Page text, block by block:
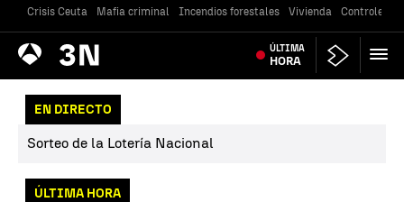
Crisis Ceuta Mafia criminal Incendios forestales Vivienda Controles
Antena
3 Noticias ÚLTIMA
HORA
EN DIRECTO
Sorteo de la Lotería Nacional
ÚLTIMA HORA